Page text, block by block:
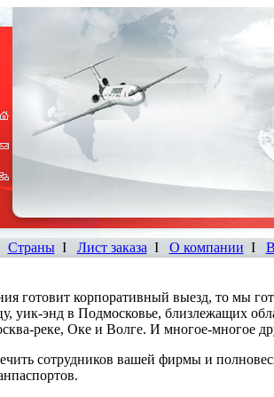
СтраныI Лист заказа I О компании I
готовит корпоративный выезд, то мы
уик-энд в Подмосковье, близлежащих
реке, Оке и Волге. И многое-многое
сотрудников вашей фирмы и